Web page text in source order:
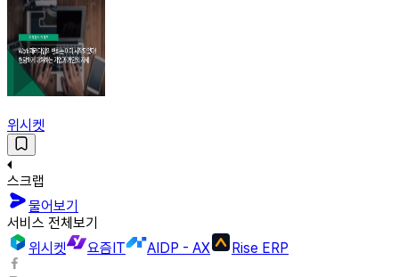
위시켓
스크랩
물어보기
서비스 전체보기
위시켓
요즘IT AIDP - AX Rise ERP